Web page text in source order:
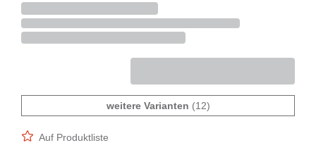
weitere Varianten (12)
Auf Produktliste